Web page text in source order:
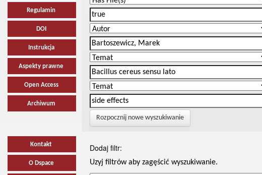
Regulamin
DOI
Instrukcja
Aspekty prawne
Open Access
Archiwum
Kontakt
O Dspace
Rozpocznij nowe wyszukiwanie
Dodaj filtr:
Uzyj filtrów aby zagęścić wyszukiwanie.